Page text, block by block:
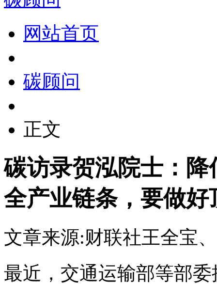
网站首页
碳顾问
正文
碳访录贺泓院士：
全产业链条，要做好
文章来源:财联社王全宝
最近，交通运输部等部